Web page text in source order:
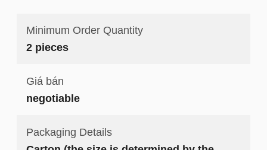
Minimum Order Quantity
2 pieces
Giá bán
negotiable
Packaging Details